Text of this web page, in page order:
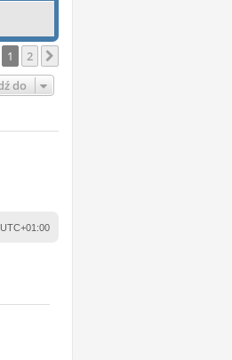
1 2
do
UTC+01:00